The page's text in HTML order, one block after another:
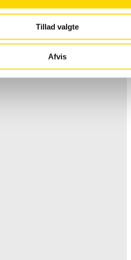
Tillad valgte
Afvis